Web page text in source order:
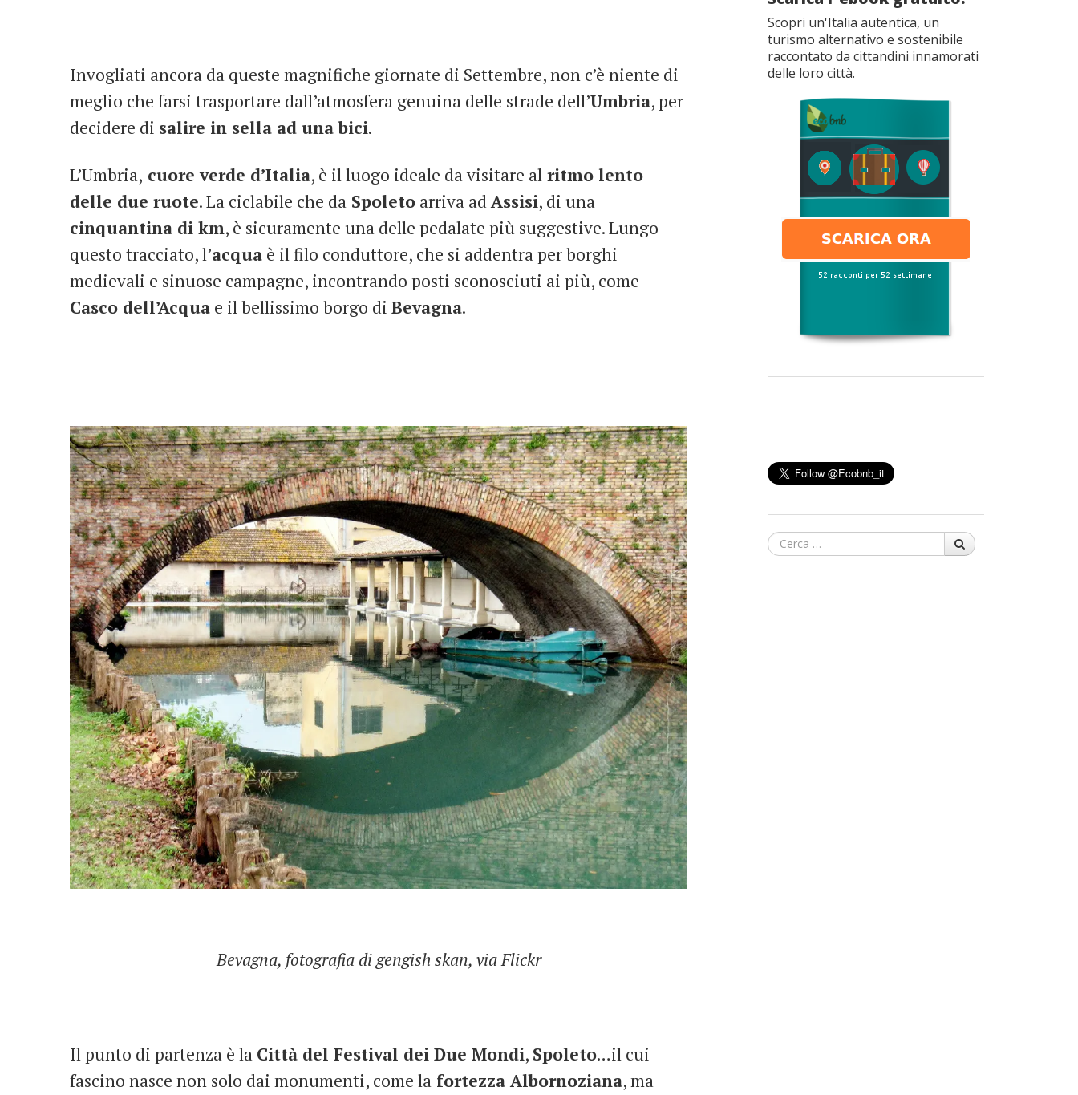
Invogliati ancora da queste magnifiche giornate di Settembre, non c’è niente di
meglio che farsi trasportare dall’atmosfera genuina delle strade dell’Umbria, per
decidere di salire in sella ad una bici.
L’Umbria, cuore verde d’Italia, è il luogo ideale da visitare al ritmo lento
delle due ruote. La ciclabile che da Spoleto arriva adAssisi, di una
cinquantina di km, è sicuramente una delle pedalate più suggestive. Lungo
questo tracciato, l’acqua è il filo conduttore, che si addentra per borghi
medievali e sinuose campagne, incontrando posti sconosciuti ai più, come
Casco dell’Acqua e il bellissimo borgo di Bevagna.
Bevagna, fotografia di gengish skan, via Flickr
Il punto di partenza è la Città del Festival dei Due Mondi, Spoleto…il cui
fascino nasce non solo dai monumenti, come la fortezza Albornoziana, ma
Scopri un'Italia autentica, un
turismo alternativo e sostenibile
raccontato da cittandini innamorati
delle loro città.
Cerca